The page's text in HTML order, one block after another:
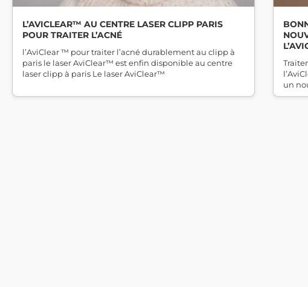
L’AVICLEAR™ AU CENTRE LASER CLIPP PARIS
POUR TRAITER L’ACNÉ
l’AviClear ™ pour traiter l’acné durablement au clipp à
paris le laser AviClear™ est enfin disponible au centre
laser clipp à paris Le laser AviClear™
un